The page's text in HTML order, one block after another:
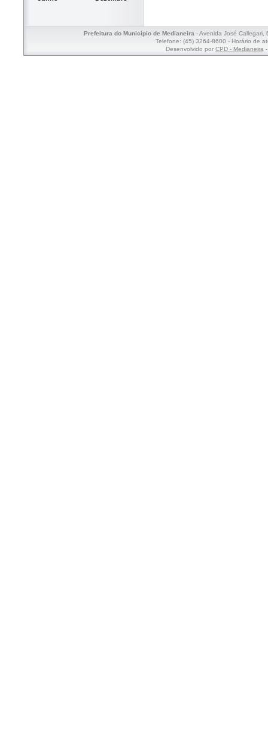
Prefeitura do Município de Medianeira- Avenida José Callegari,
Telefone: (45) 3264-8600 - Horário de
Desenvolvido por CPD - Medianeira-